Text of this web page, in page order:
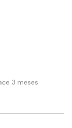
3 meses